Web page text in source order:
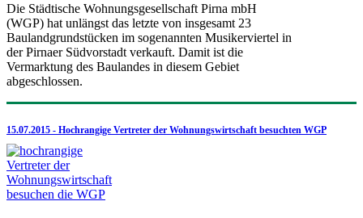
Die Städtische Wohnungsgesellschaft Pirna mbH
(WGP) hat unlängst das letzte von insgesamt 23
Baulandgrundstücken im sogenannten Musikerviertel in
der Pirnaer Südvorstadt verkauft. Damit ist die
Vermarktung des Baulandes in diesem Gebiet
abgeschlossen.
15.07.2015 - Hochrangige Vertreter der Wohnungswirtschaft besuchten WGP